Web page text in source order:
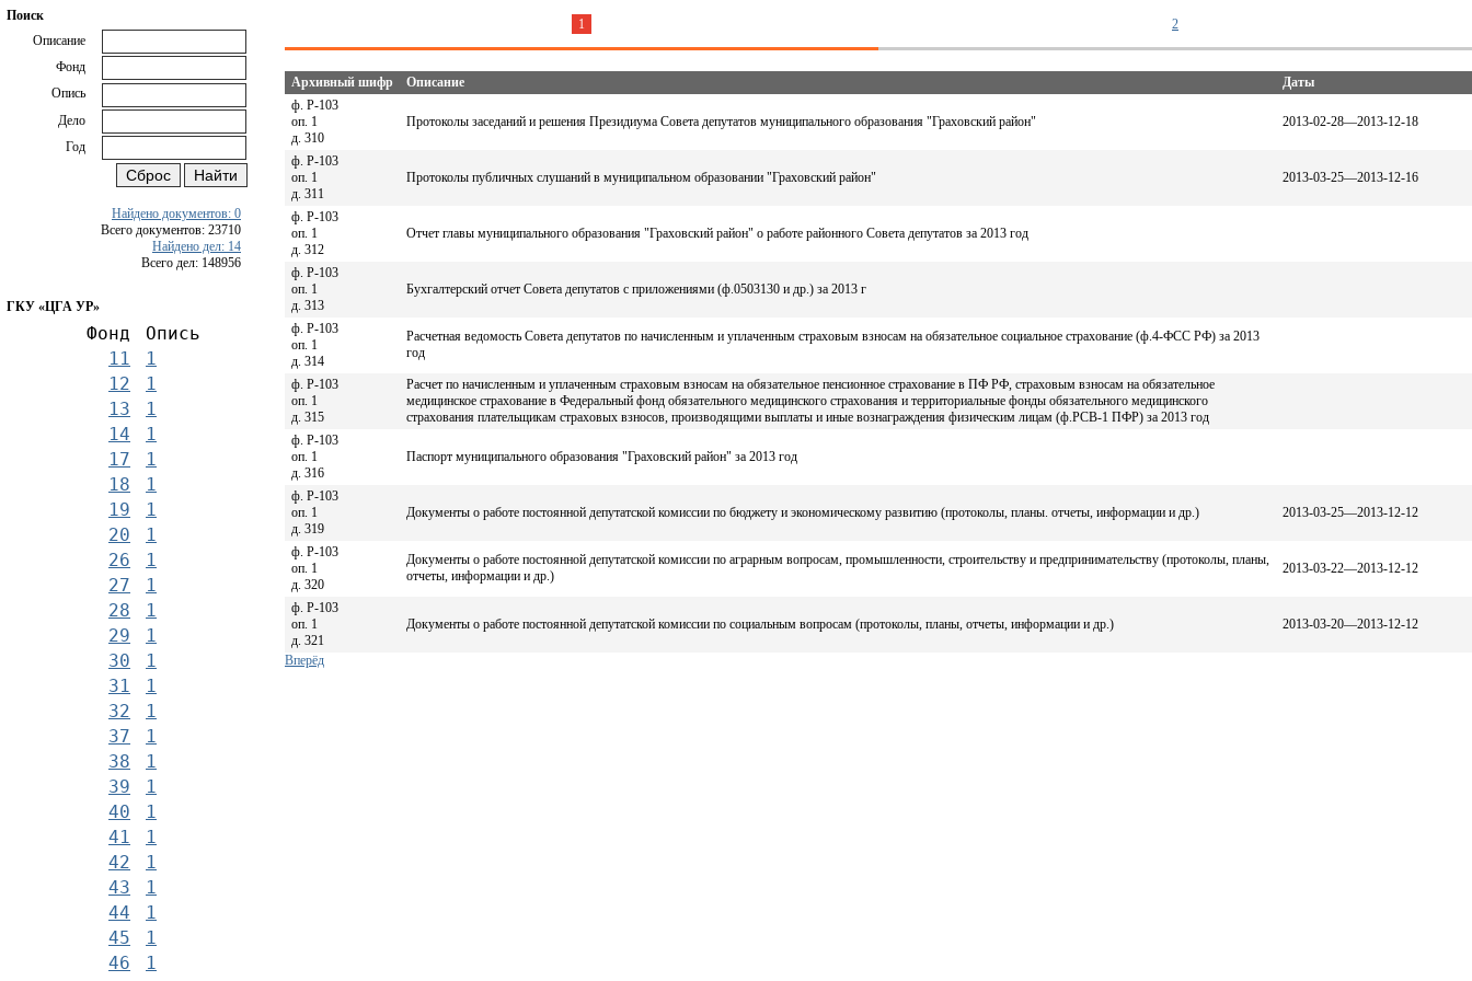
Поиск
Описание
Фонд
Опись
Дело
Год
Найдено документов: 0
Всего документов: 23710
Найдено дел: 14
Всего дел: 148956
ГКУ «ЦГА УР»
Фонд
Опись
11
1
12
1
13
1
14
1
17
1
18
1
19
1
20
1
26
1
27
1
28
1
29
1
30
1
31
1
32
1
37
1
38
1
39
1
40
1
41
1
42
1
43
1
44
1
45
1
46
1
1 2
Архивный шифр Описание
Даты
ф. Р-103
оп. 1
д. 310
Протоколы заседаний и решения Президиума Совета депутатов муниципального образования "Граховский район" 2013-02-28—2013-12-18
ф. Р-103
оп. 1
д. 311
Протоколы публичных слушаний в муниципальном образовании "Граховский район" 2013-03-25—2013-12-16
ф. Р-103
оп. 1
д. 312
Отчет главы муниципального образования "Граховский район" о работе районного Совета депутатов за 2013 год
ф. Р-103
оп. 1
д. 313
Бухгалтерский отчет Совета депутатов с приложениями (ф.0503130 и др.) за 2013 г
ф. Р-103
оп. 1
д. 314
Расчетная ведомость Совета депутатов по начисленным и уплаченным страховым взносам на обязательное социальное страхование (ф.4-ФСС РФ) за 2013
год
ф. Р-103
оп. 1
д. 315
Расчет по начисленным и уплаченным страховым взносам на обязательное пенсионное страхование в ПФ РФ, страховым взносам на обязательное
медицинское страхование в Федеральный фонд обязательного медицинского страхования и территориальные фонды обязательного медицинского
страхования плательщикам страховых взносов, производящими выплаты и иные вознаграждения физическим лицам (ф.РСВ-1 ПФР) за 2013 год
ф. Р-103
оп. 1
д. 316
Паспорт муниципального образования "Граховский район" за 2013 год
ф. Р-103
оп. 1
д. 319
Документы о работе постоянной депутатской комиссии по бюджету и экономическому развитию (протоколы, планы. отчеты, информации и др.) 2013-03-25—2013-12-12
ф. Р-103
оп. 1
д. 320
Документы о работе постоянной депутатской комиссии по аграрным вопросам, промышленности, строительству и предпринимательству (протоколы, планы,
отчеты, информации и др.)
2013-03-22—2013-12-12
ф. Р-103
оп. 1
д. 321
Документы о работе постоянной депутатской комиссии по социальным вопросам (протоколы, планы, отчеты, информации и др.) 2013-03-20—2013-12-12
Вперёд